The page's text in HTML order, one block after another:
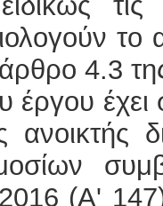
4.3
έργου
ανοικτής
(Α'